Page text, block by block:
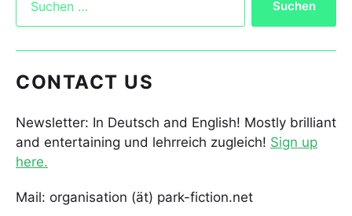
CONTACT US
Newsletter: In Deutsch and English! Mostly brilliant
and entertaining und lehrreich zugleich! Sign up
here.
Mail: organisation (ät) park-fiction.net